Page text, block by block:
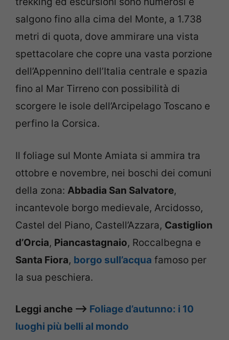
salgono fino alla cima del Monte, a 1.738
metri di quota, dove ammirare una vista
spettacolare che copre una vasta porzione
dell’Appennino dell’Italia centrale e spazia
fino al Mar Tirreno con possibilità di
scorgere le isole dell’Arcipelago Toscano e
perfino la Corsica.
Il foliage sul Monte Amiata si ammira tra
ottobre e novembre, nei boschi dei comuni
della zona: Abbadia San Salvatore,
incantevole borgo medievale, Arcidosso,
Castel del Piano, Castell’Azzara, Castiglion
d’Orcia, Piancastagnaio, Roccalbegna e
Santa Fiora, borgo sull’acqua famoso per
la sua peschiera.
Leggi anche –> Foliage d’autunno: i 10
luoghi più belli al mondo